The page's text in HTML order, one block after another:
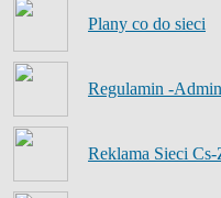
Plany co do sieci
Regulamin -
Reklama Sieci